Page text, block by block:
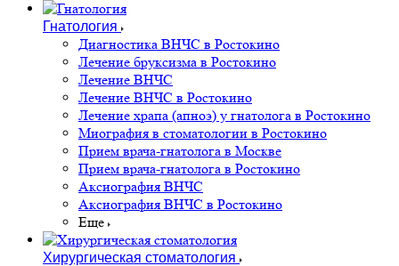
Гнатология
Диагностика ВНЧС в Ростокино
Лечение бруксизма в Ростокино
Лечение ВНЧС
Лечение ВНЧС в Ростокино
Лечение храпа (апноэ) у гнатолога в Ростокино
Миография в стоматологии в Ростокино
Прием врача-гнатолога в Москве
Прием врача-гнатолога в Ростокино
Аксиография ВНЧС
Аксиография ВНЧС в Ростокино
Еще
Хирургическая стоматология